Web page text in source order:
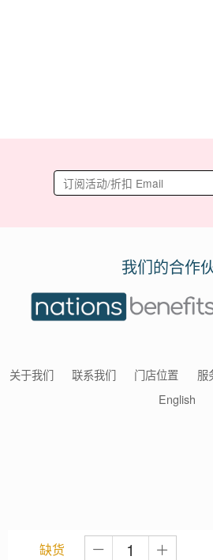
缺货
我们的合作
关于我们 联系我们 门店位置 服
English